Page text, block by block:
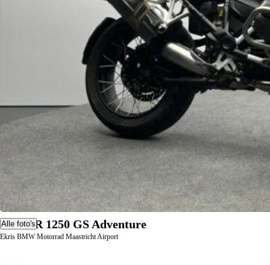
Alle foto's
BMW R 1250 GS Adventure
Ekris BMW Motorrad Maastricht Airport